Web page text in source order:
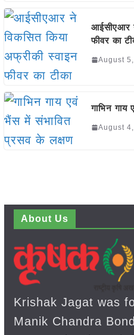
आईसीएआर
फीवर का
August
गाभिन
August
About Us
Krishak Jagat was
Manik Chandra